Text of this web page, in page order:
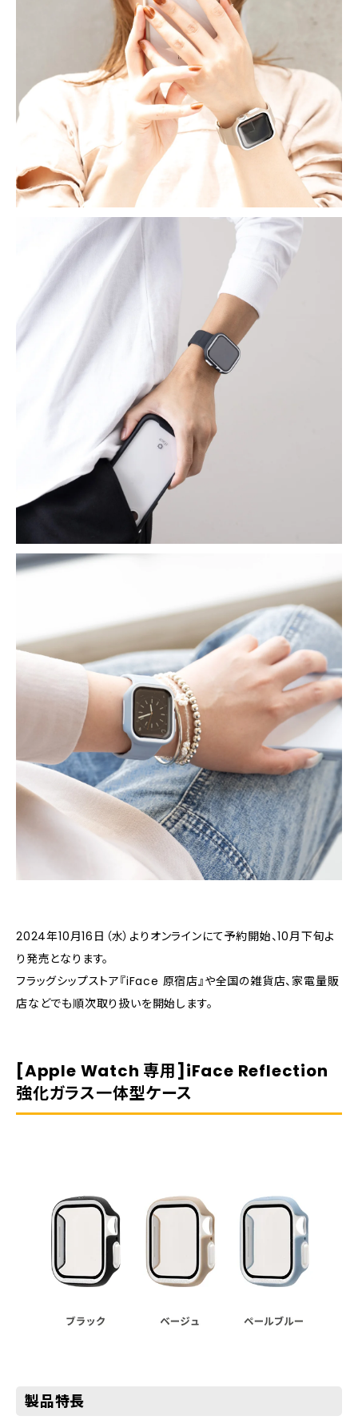
2024年10月16日（水）よりオンラインにて予約開始、10月下旬よ
り発売となります。
フラッグシップストア『iFace 原宿店』や全国の雑貨店、家電量販
店などでも順次取り扱いを開始します。
[Apple Watch 専用]iFace Reflection
強化ガラス一体型ケース
製品特長